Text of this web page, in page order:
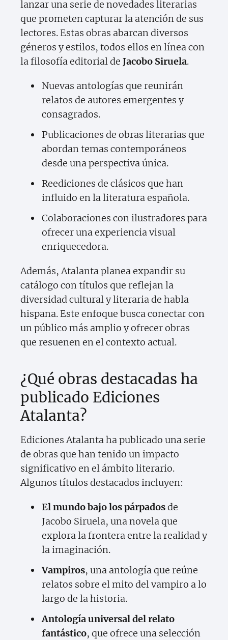
lanzar una serie de novedades literarias
que prometen capturar la atención de sus
lectores. Estas obras abarcan diversos
géneros y estilos, todos ellos en línea con
la filosofía editorial de Jacobo Siruela.
Nuevas antologías que reunirán
relatos de autores emergentes y
consagrados.
Publicaciones de obras literarias que
abordan temas contemporáneos
desde una perspectiva única.
Reediciones de clásicos que han
influido en la literatura española.
Colaboraciones con ilustradores para
ofrecer una experiencia visual
enriquecedora.
Además, Atalanta planea expandir su
catálogo con títulos que reflejan la
diversidad cultural y literaria de habla
hispana. Este enfoque busca conectar con
un público más amplio y ofrecer obras
que resuenen en el contexto actual.
¿Qué obras destacadas ha
publicado Ediciones
Atalanta?
Ediciones Atalanta ha publicado una serie
de obras que han tenido un impacto
significativo en el ámbito literario.
Algunos títulos destacados incluyen:
El mundo bajo los párpadosde
Jacobo Siruela, una novela que
explora la frontera entre la realidad y
la imaginación.
Vampiros, una antología que reúne
relatos sobre el mito del vampiro a lo
largo de la historia.
Antología universal del relato
fantástico, que ofrece una selección